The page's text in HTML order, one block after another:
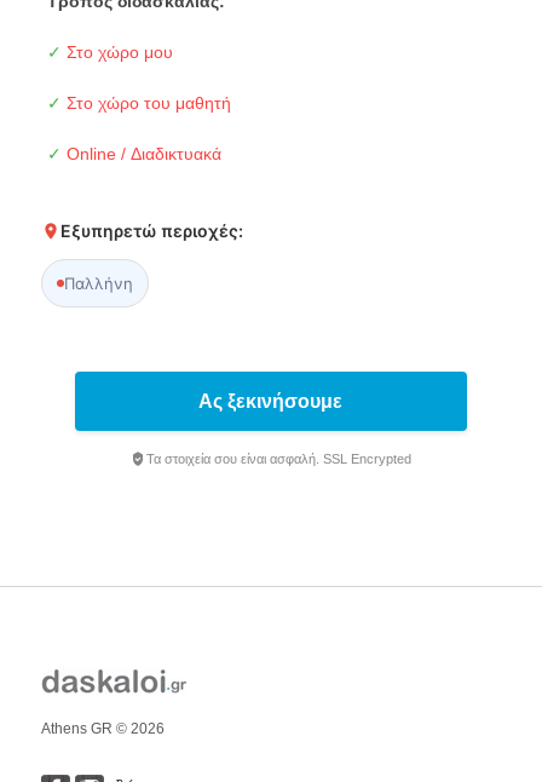
✓ Στο χώρο μου
✓ Στο χώρο του μαθητή
✓ Online / Διαδικτυακά
Εξυπηρετώ περιοχές:
Παλλήνη
Ας ξεκινήσουμε
Τα στοιχεία σου είναι ασφαλή. SSL Encrypted
Athens GR © 2026